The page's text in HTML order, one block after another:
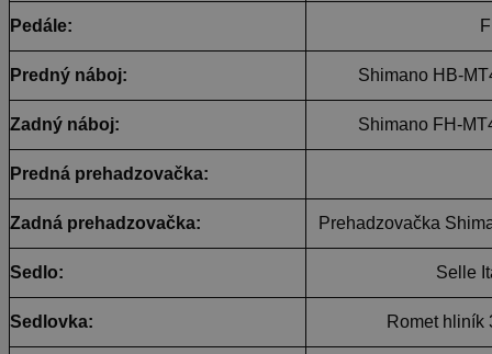
Pedále:
Predný náboj: Shimano HB-
Zadný náboj: Shimano FH-
Predná prehadzovačka:
Zadná prehadzovačka: Prehadzovačka
Sedlo: Selle
Sedlovka: Romet hliník